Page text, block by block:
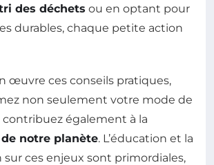
des déchets ou en optant pour
durables, chaque petite action
œuvre ces conseils pratiques,
non seulement votre mode de
contribuez également à la
notre planète. L’éducation et la
sur ces enjeux sont primordiales,